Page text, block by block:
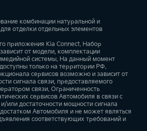
комбинации натуральной и
отделки отдельных элементов
приложения Kia Connect. Набор
от модели, комплектации
системы. На данный момент
только на территории РФ.
сервисов возможно и зависит от
сигнала связи, предоставляемого
связи. Ограниченность
сервисов Автомобиля в связи с
или достаточности мощности сигнала
Автомобиля и не может являться
соответствующих требований и